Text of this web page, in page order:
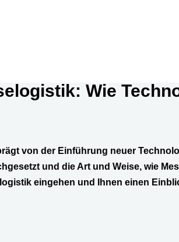
Wie
von der Einführung neuer
und die Art und Weise, wie
eingehen und Ihnen einen